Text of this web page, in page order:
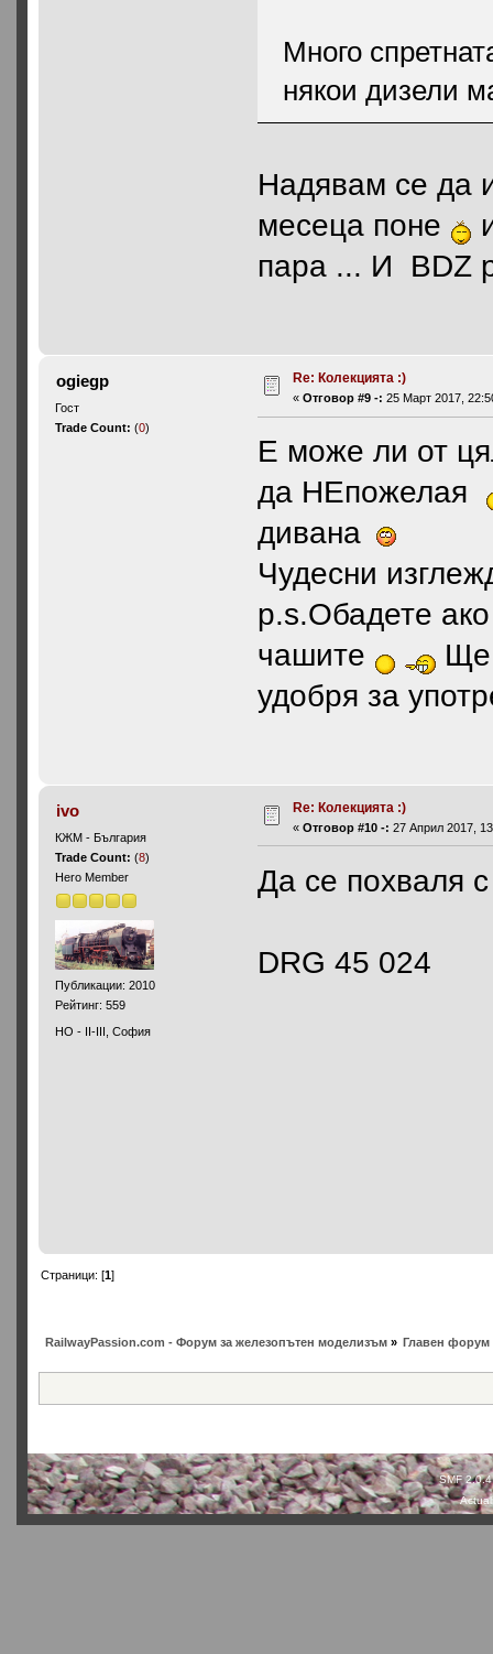
Много
някои дизели
Надявам се да
месеца поне
пара ... И BDZ
ogiegp
Гост
Trade Count:(0)
Re: Колекцията :)
«Отговор #9 -: 25 Март 2017,
Е може ли от
да НЕпожелая
дивана
Чудесни
p.s.Обадете
чашите
Ще
удобря за
ivo
КЖМ - България
Trade Count:(8)
Hero Member
Публикации: 2010
Рейтинг: 559
HO - II-III, София
Re: Колекцията :)
«Отговор #10 -: 27 Април 2017,
Да се похваля
DRG 45 024
Страници: [1]
RailwayPassion.com - Форум за железопътен моделизъм» Главен форум
SMF 2.0.4